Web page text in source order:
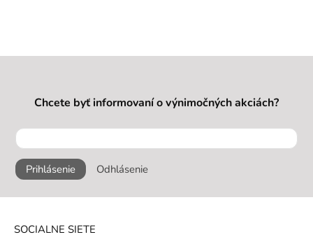
Chcete byť informovaní o výnimočných akciách?
Prihlásenie Odhlásenie
SOCIALNE SIETE